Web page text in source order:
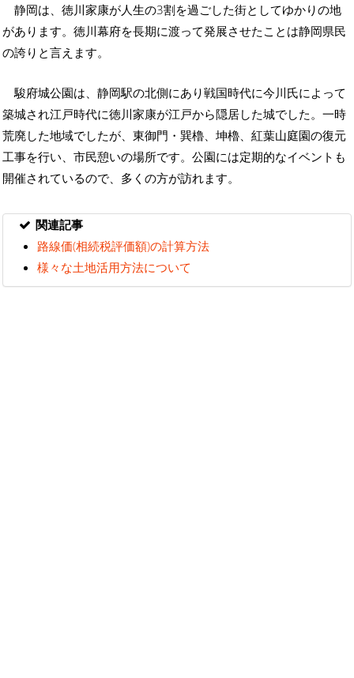
静岡は、徳川家康が人生の3割を過ごした街としてゆかりの地
があります。徳川幕府を長期に渡って発展させたことは静岡県民
の誇りと言えます。
駿府城公園は、静岡駅の北側にあり戦国時代に今川氏によって
築城され江戸時代に徳川家康が江戸から隠居した城でした。一時
荒廃した地域でしたが、東御門・巽櫓、坤櫓、紅葉山庭園の復元
工事を行い、市民憩いの場所です。公園には定期的なイベントも
開催されているので、多くの方が訪れます。
関連記事
路線価(相続税評価額)の計算方法
様々な土地活用方法について